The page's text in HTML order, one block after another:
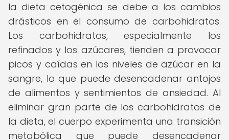
la dieta cetogénica se debe a los cambios
drásticos en el consumo de carbohidratos.
Los carbohidratos, especialmente los
refinados y los azúcares, tienden a provocar
picos y caídas en los niveles de azúcar en la
sangre, lo que puede desencadenar antojos
de alimentos y sentimientos de ansiedad. Al
eliminar gran parte de los carbohidratos de
la dieta, el cuerpo experimenta una transición
metabólica que puede desencadenar